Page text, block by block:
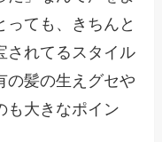
っても、きちんと
されてるスタイル
の髪の生えグセや
も大きなポイン